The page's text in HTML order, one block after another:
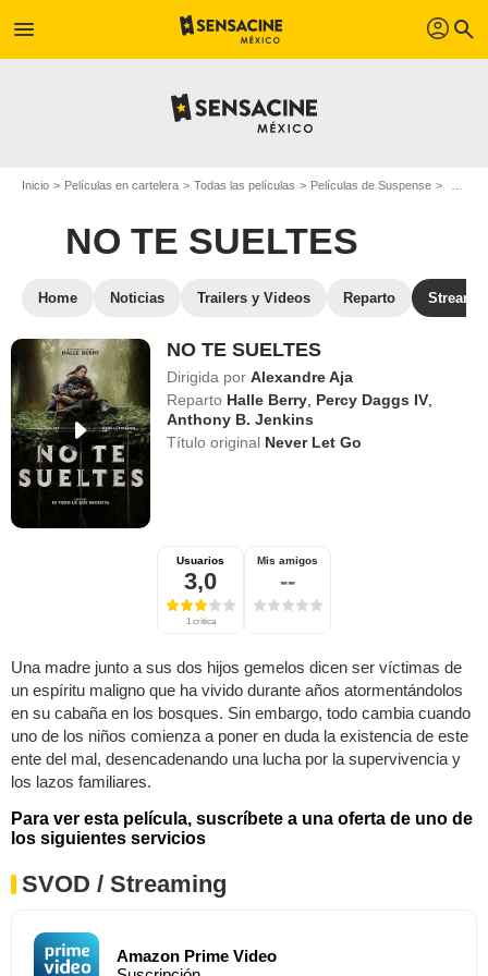
menu profil search
Inicio Películas en cartelera Todas las películas Películas de Suspense
NO TE SUELTES
Home Noticias Trailers y Videos Reparto
NO TE SUELTES
Dirigida por Alexandre Aja
Reparto Halle Berry Percy Daggs IV
Anthony B. Jenkins
Título original Never Let Go
Usuarios
3,0
1 crítica
Mis amigos
--
Una madre junto a sus dos hijos gemelos dicen ser víctimas de
un espíritu maligno que ha vivido durante años atormentándolos
en su cabaña en los bosques. Sin embargo, todo cambia cuando
uno de los niños comienza a poner en duda la existencia de este
ente del mal, desencadenando una lucha por la supervivencia y
los lazos familiares.
Para ver esta película, suscríbete a una oferta de uno de
los siguientes servicios
SVOD / Streaming
Amazon Prime Video